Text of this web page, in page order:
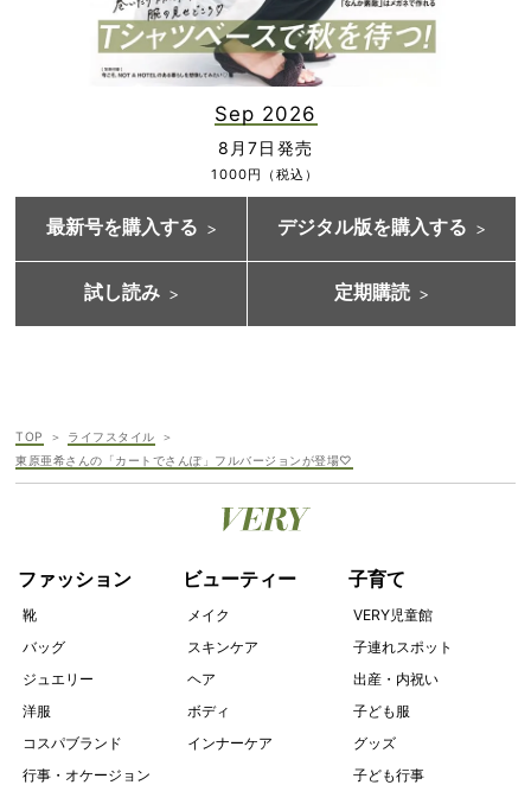
Sep 2026
8月7日発売
1000円（税込）
最新号を購入する デジタル版を購入する
試し読み 定期購読
TOP
ライフスタイル
東原亜希さんの「カートでさんぽ」フルバージョンが登場♡
ファッション
靴
バッグ
ジュエリー
洋服
コスパブランド
行事・オケージョン
ビューティー
メイク
スキンケア
ヘア
ボディ
インナーケア
子育て
VERY児童館
子連れスポット
出産・内祝い
子ども服
グッズ
子ども行事